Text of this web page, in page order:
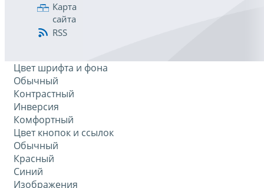
Карта
сайта
RSS
Цвет шрифта и фона
Обычный
Контрастный
Инверсия
Комфортный
Цвет кнопок и ссылок
Обычный
Красный
Синий
Изображения